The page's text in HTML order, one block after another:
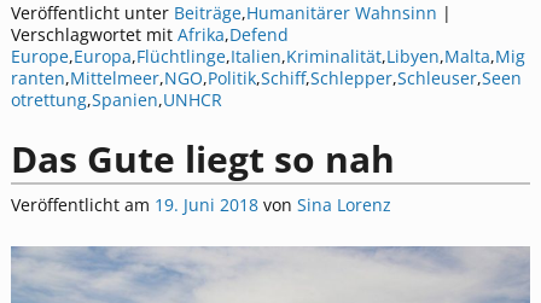
Veröffentlicht unter Beiträge,Humanitärer Wahnsinn |
Verschlagwortet mit Afrika,Defend
Europe,Europa,Flüchtlinge,Italien,Kriminalität,Libyen,Malta,Mig
ranten,Mittelmeer,NGO,Politik,Schiff,Schlepper,Schleuser,Seen
otrettung,Spanien,UNHCR
Das Gute liegt so nah
Veröffentlicht am 19. Juni 2018 von Sina Lorenz